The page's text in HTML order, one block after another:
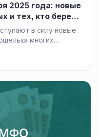
2025 года: новые
и тех, кто берет
в силу новые
многих